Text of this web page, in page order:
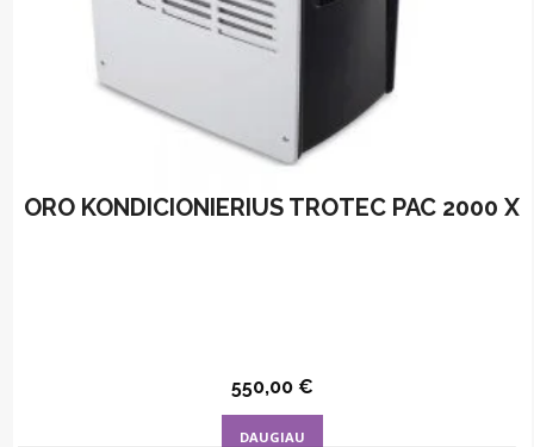
ORO KONDICIONIERIUS TROTEC PAC 2000 X
550,00 €
DAUGIAU